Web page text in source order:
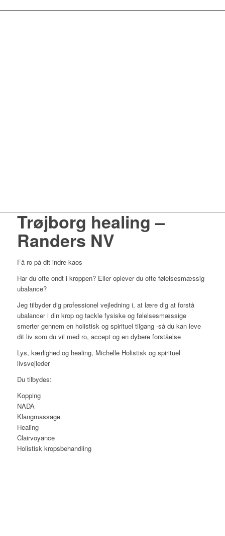
Trøjborg healing –
Randers NV
Få ro på dit indre kaos
Har du ofte ondt i kroppen? Eller oplever du ofte følelsesmæssig
ubalance?
Jeg tilbyder dig professionel vejledning i, at lære dig at forstå
ubalancer i din krop og tackle fysiske og følelsesmæssige
smerter gennem en holistisk og spirituel tilgang -så du kan leve
dit liv som du vil med ro, accept og en dybere forståelse
Lys, kærlighed og healing, Michelle Holistisk og spirituel
livsvejleder
Du tilbydes:
Kopping
NADA
Klangmassage
Healing
Clairvoyance
Holistisk kropsbehandling